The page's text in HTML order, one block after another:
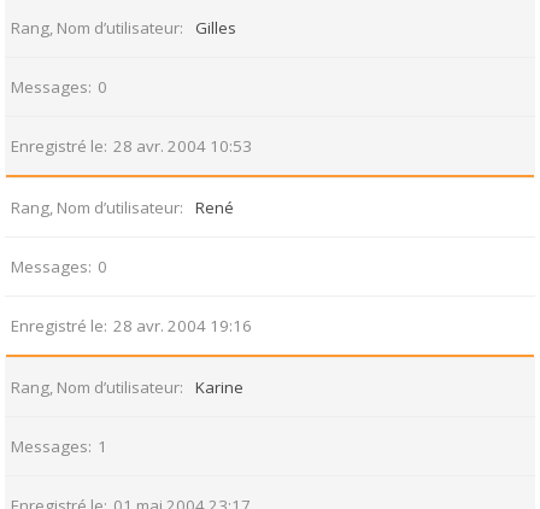
Rang, Nom d’utilisateur Gilles
Messages 0
Enregistré le 28 avr. 2004 10:53
Rang, Nom d’utilisateur René
Messages 0
Enregistré le 28 avr. 2004 19:16
Rang, Nom d’utilisateur Karine
Messages 1